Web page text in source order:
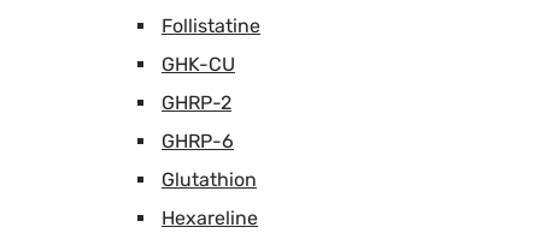
Follistatine
GHK-CU
GHRP-2
GHRP-6
Glutathion
Hexareline